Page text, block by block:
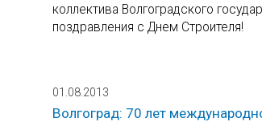
коллектива Волгоградского
поздравления с Днем Строителя!
01.08.2013
Волгоград: 70 лет